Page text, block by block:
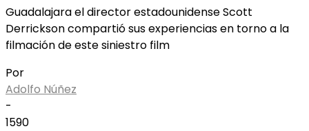
Guadalajara el director estadounidense Scott
Derrickson compartió sus experiencias en torno a la
filmación de este siniestro film
Por
Adolfo Núñez
-
1590